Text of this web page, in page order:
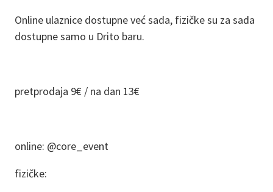
Online ulaznice dostupne već sada, fizičke su za sada
dostupne samo u Drito baru.
pretprodaja 9€ / na dan 13€
online: @core_event
fizičke: